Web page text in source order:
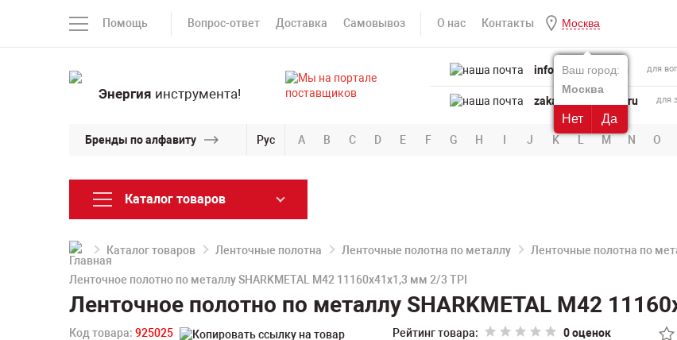
Помощь Вопрос-ответ Доставка Самовывоз О нас Контакты Москва
Ваш город:
Москва
Нет Да
Энергия инструмента!
info@powertool.ru для
zakaz@powertool.ru для
Бренды по алфавиту Рус A B C D E F G H I J K L M N O
Каталог товаров
Каталог товаров Ленточные полотна Ленточные полотна по металлу Ленточные полотна по
Ленточное полотно по металлу SHARKMETAL M42 11160х41х1,3 мм 2/3 TPI
Ленточное полотно по металлу SHARKMETAL M42
Код товара: 925025 Рейтинг товара: 0 оценок